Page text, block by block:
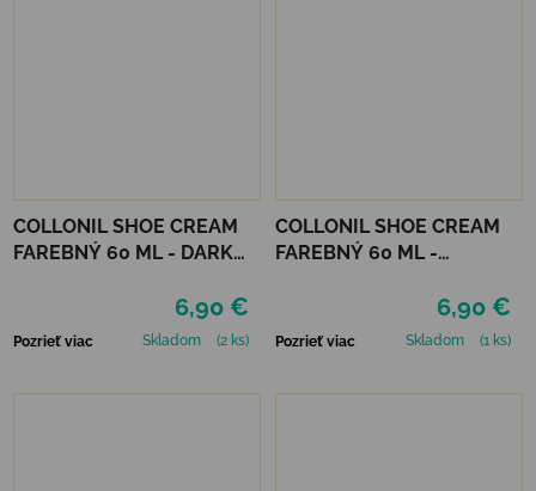
COLLONIL SHOE CREAM
FAREBNÝ 60 ML - DARK
6,90 €
Pozrieť viac Skladom (2 ks)
COLLONIL SHOE CREAM
FAREBNÝ 60 ML -
6,90 €
Pozrieť viac Skladom (1 ks)